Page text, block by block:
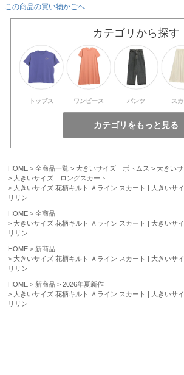
この商品の買い物かごへ
カテゴリから探す
トップス ワンピース パンツ ス
HOME 全商品一覧 大きいサイズ ボトムス
大きい
大きいサイズ ロングスカート
大きいサイズ 花柄キルト Ａライン スカート | 大きいサ
リリン
HOME
全商品
大きいサイズ 花柄キルト Ａライン スカート | 大きいサ
リリン
HOME
新商品
大きいサイズ 花柄キルト Ａライン スカート | 大きいサ
リリン
HOME 新商品
2026年夏新作
大きいサイズ 花柄キルト Ａライン スカート | 大きいサ
リリン